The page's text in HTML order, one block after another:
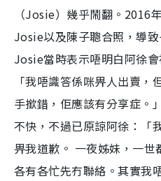
（Josie）幾乎鬧翻。2016
Josie以及陳子聰合照，導
Josie當時表示唔明白阿徐
「我唔識答係咪畀人出賣
手撳錯，佢應該有分享症。
不快，不過已原諒阿徐：「
畀我道歉。 一夜姊妹，一
各有各忙先冇聯絡。其實我